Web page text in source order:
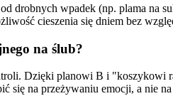
drobnych wpadek (np. plama na
cieszenia się dniem bez
na ślub?
Dzięki planowi B i
się na przeżywaniu emocji, a nie